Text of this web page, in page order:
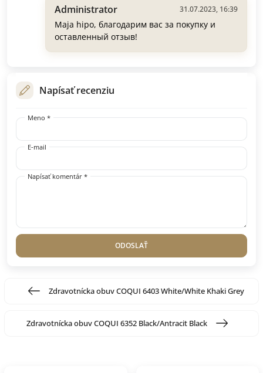
Administrator 31.07.2023, 16:39
Maja hipo, благодарим вас за покупку и
оставленный отзыв!
Napísať recenziu
Meno *
E-mail
Napísať komentár *
ODOSLAŤ
Zdravotnícka obuv COQUI 6403 White/White Khaki Grey
Zdravotnícka obuv COQUI 6352 Black/Antracit Black